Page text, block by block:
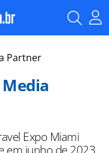
Partner
Media
Expo Miami
em junho de 2023